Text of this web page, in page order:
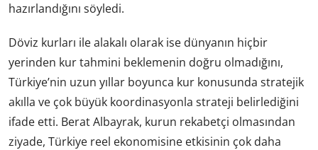
hazırlandığını söyledi.
Döviz kurları ile alakalı olarak ise dünyanın hiçbir
yerinden kur tahmini beklemenin doğru olmadığını,
Türkiye’nin uzun yıllar boyunca kur konusunda stratejik
akılla ve çok büyük koordinasyonla strateji belirlediğini
ifade etti. Berat Albayrak, kurun rekabetçi olmasından
ziyade, Türkiye reel ekonomisine etkisinin çok daha